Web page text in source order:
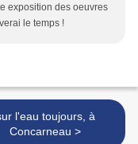
exposition des oeuvres
le temps !
l'eau toujours, à
Concarneau >